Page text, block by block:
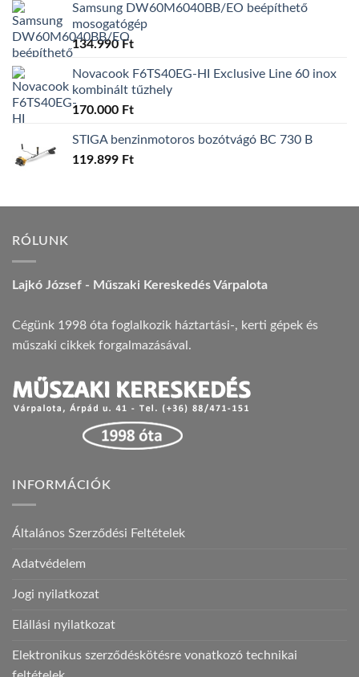
Samsung DW60M6040BB/EO beépíthető
mosogatógép
134.990Ft
Novacook F6TS40EG-HI Exclusive Line 60 inox
kombinált tűzhely
170.000 Ft
STIGA benzinmotoros bozótvágó BC 730 B
119.899 Ft
RÓLUNK
Lajkó József - Műszaki Kereskedés Várpalota
Cégünk 1998 óta foglalkozik háztartási-, kerti gépek és
műszaki cikkek forgalmazásával.
INFORMÁCIÓK
Általános Szerződési Feltételek
Adatvédelem
Jogi nyilatkozat
Elállási nyilatkozat
Elektronikus szerződéskötésre vonatkozó technikai